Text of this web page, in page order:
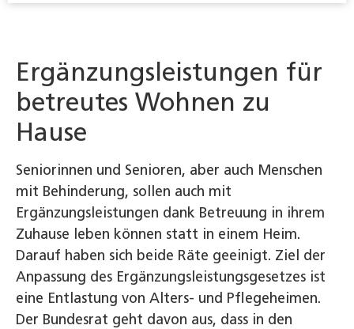
Ergänzungsleistungen für
betreutes Wohnen zu
Hause
Seniorinnen und Senioren, aber auch Menschen
mit Behinderung, sollen auch mit
Ergänzungsleistungen dank Betreuung in ihrem
Zuhause leben können statt in einem Heim.
Darauf haben sich beide Räte geeinigt. Ziel der
Anpassung des Ergänzungsleistungsgesetzes ist
eine Entlastung von Alters- und Pflegeheimen.
Der Bundesrat geht davon aus, dass in den